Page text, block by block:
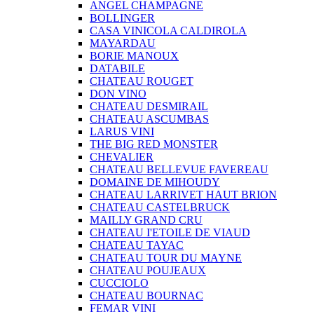
ANGEL CHAMPAGNE
BOLLINGER
CASA VINICOLA CALDIROLA
MAYARDAU
BORIE MANOUX
DATABILE
CHATEAU ROUGET
DON VINO
CHATEAU DESMIRAIL
CHATEAU ASCUMBAS
LARUS VINI
THE BIG RED MONSTER
CHEVALIER
CHATEAU BELLEVUE FAVEREAU
DOMAINE DE MIHOUDY
CHATEAU LARRIVET HAUT BRION
CHATEAU CASTELBRUCK
MAILLY GRAND CRU
CHATEAU I'ETOILE DE VIAUD
CHATEAU TAYAC
CHATEAU TOUR DU MAYNE
CHATEAU POUJEAUX
CUCCIOLO
CHATEAU BOURNAC
FEMAR VINI